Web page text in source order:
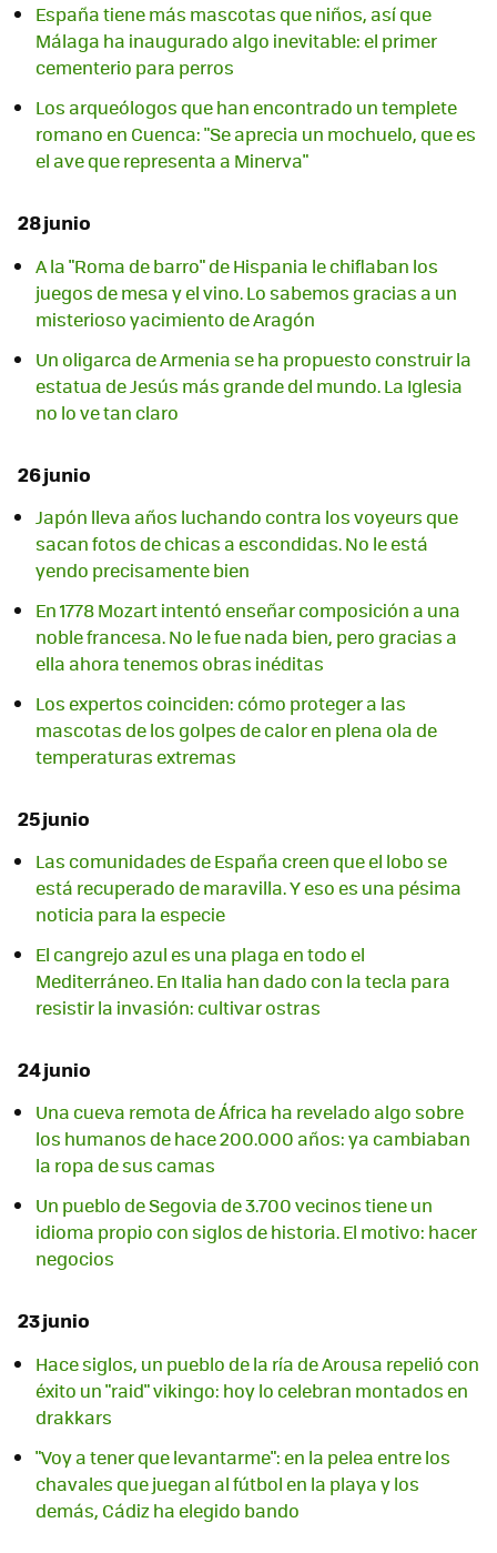
España tiene más mascotas que niños, así que
Málaga ha inaugurado algo inevitable: el primer
cementerio para perros
Los arqueólogos que han encontrado un templete
romano en Cuenca: "Se aprecia un mochuelo, que es
el ave que representa a Minerva"
28 junio
A la "Roma de barro" de Hispania le chiflaban los
juegos de mesa y el vino. Lo sabemos gracias a un
misterioso yacimiento de Aragón
Un oligarca de Armenia se ha propuesto construir la
estatua de Jesús más grande del mundo. La Iglesia
no lo ve tan claro
26 junio
Japón lleva años luchando contra los voyeurs que
sacan fotos de chicas a escondidas. No le está
yendo precisamente bien
En 1778 Mozart intentó enseñar composición a una
noble francesa. No le fue nada bien, pero gracias a
ella ahora tenemos obras inéditas
Los expertos coinciden: cómo proteger a las
mascotas de los golpes de calor en plena ola de
temperaturas extremas
25 junio
Las comunidades de España creen que el lobo se
está recuperado de maravilla. Y eso es una pésima
noticia para la especie
El cangrejo azul es una plaga en todo el
Mediterráneo. En Italia han dado con la tecla para
resistir la invasión: cultivar ostras
24 junio
Una cueva remota de África ha revelado algo sobre
los humanos de hace 200.000 años: ya cambiaban
la ropa de sus camas
Un pueblo de Segovia de 3.700 vecinos tiene un
idioma propio con siglos de historia. El motivo: hacer
negocios
23 junio
Hace siglos, un pueblo de la ría de Arousa repelió con
éxito un "raid" vikingo: hoy lo celebran montados en
drakkars
"Voy a tener que levantarme": en la pelea entre los
chavales que juegan al fútbol en la playa y los
demás, Cádiz ha elegido bando